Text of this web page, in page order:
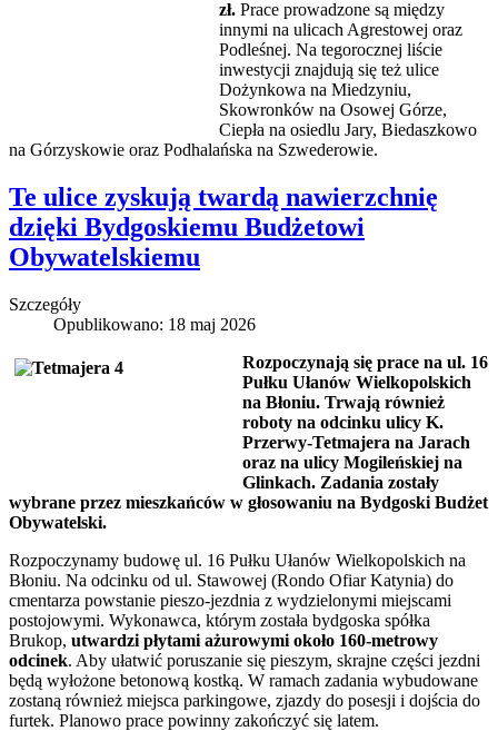
zł. Prace prowadzone są między
innymi na ulicach Agrestowej oraz
Podleśnej. Na tegorocznej liście
inwestycji znajdują się też ulice
Dożynkowa na Miedzyniu,
Skowronków na Osowej Górze,
Ciepła na osiedlu Jary, Biedaszkowo
na Górzyskowie oraz Podhalańska na Szwederowie.
Te ulice zyskują twardą nawierzchnię
dzięki Bydgoskiemu Budżetowi
Obywatelskiemu
Szczegóły
Opublikowano: 18 maj 2026
Rozpoczynają się prace na ul. 16
Pułku Ułanów Wielkopolskich
na Błoniu. Trwają również
roboty na odcinku ulicy K.
Przerwy-Tetmajera na Jarach
oraz na ulicy Mogileńskiej na
Glinkach. Zadania zostały
wybrane przez mieszkańców w głosowaniu na Bydgoski Budżet
Obywatelski.
Rozpoczynamy budowę ul. 16 Pułku Ułanów Wielkopolskich na
Błoniu. Na odcinku od ul. Stawowej (Rondo Ofiar Katynia) do
cmentarza powstanie pieszo-jezdnia z wydzielonymi miejscami
postojowymi. Wykonawca, którym została bydgoska spółka
Brukop, utwardzi płytami ażurowymi około 160-metrowy
odcinek. Aby ułatwić poruszanie się pieszym, skrajne części jezdni
będą wyłożone betonową kostką. W ramach zadania wybudowane
zostaną również miejsca parkingowe, zjazdy do posesji i dojścia do
furtek. Planowo prace powinny zakończyć się latem.